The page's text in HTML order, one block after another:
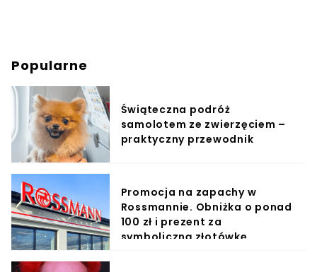
Popularne
Świąteczna podróż
samolotem ze zwierzęciem –
praktyczny przewodnik
Promocja na zapachy w
Rossmannie. Obniżka o ponad
100 zł i prezent za
symboliczną złotówkę